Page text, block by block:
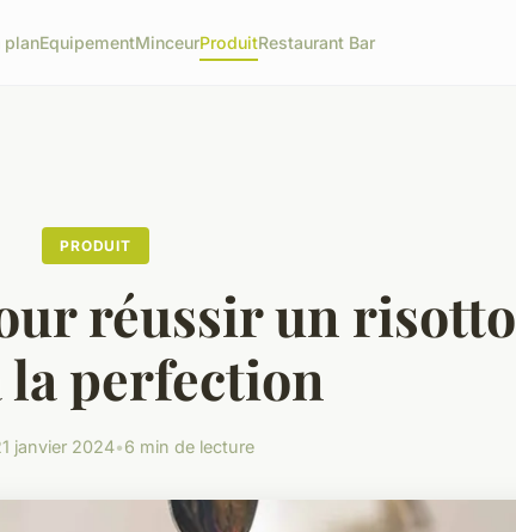
planEquipementMinceurProduitRestaurant Bar
PRODUIT
réussir un risotto
la perfection
janvier 2024•6 min de lecture